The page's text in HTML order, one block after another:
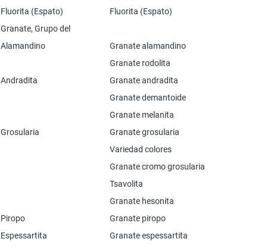
Fluorita (Espato)
Fluorita (Espato)
Granate, Grupo del
Alamandino
Granate alamandino
Granate rodolita
Andradita
Granate andradita
Granate demantoide
Granate melanita
Grosularia
Granate grosularia
Variedad colores
Granate cromo grosularia
Tsavolita
Granate hesonita
Piropo
Granate piropo
Espessartita
Granate espessartita